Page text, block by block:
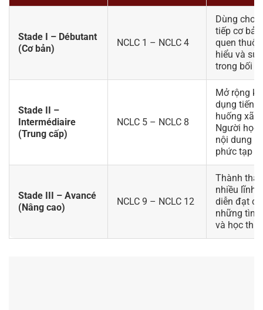
Stade I – Débutant
(Cơ bản)
NCLC 1 – NCLC 4
Dùng cho
tiếp cơ
quen
hiểu và sử
trong bối
Stade II –
Intermédiaire
(Trung cấp)
NCLC 5 – NCLC 8
Mở rộng
dụng tiếng
huống xã
Người học
nội dung
phức tạp
Stade III – Avancé
(Nâng cao)
NCLC 9 – NCLC 12
Thành
nhiều lĩnh
diễn đạt
những tình
và học